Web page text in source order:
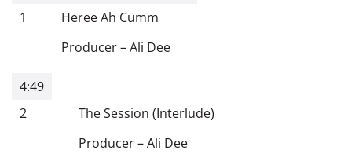
1
Heree Ah Cumm
Producer–Ali Dee
4:49
2
The Session (Interlude)
Producer–Ali Dee